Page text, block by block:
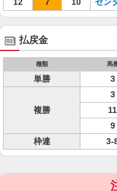
払戻金
種類 馬
単勝 3
複勝
3
11
9
枠連
3-